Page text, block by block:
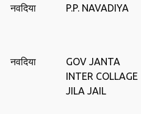
नवदिया P.P. NAVADIYA
नवदिया
GOV JANTA
INTER COLLAGE
JILA JAIL